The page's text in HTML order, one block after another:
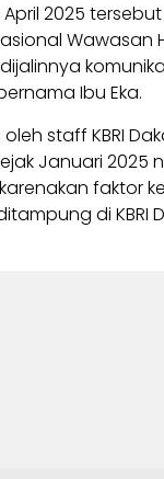
2025
Wawasan
Ibu Eka.
staff KBRI
Januari 2025
faktor
di KBRI